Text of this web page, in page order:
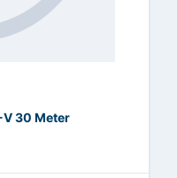
V 30 Meter